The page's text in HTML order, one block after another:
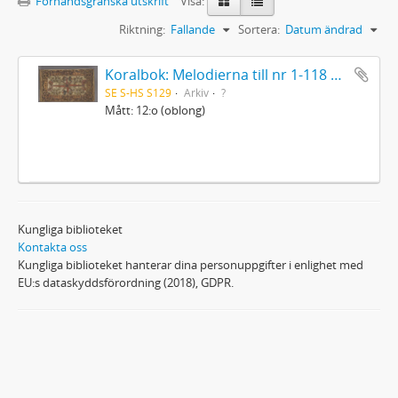
Sortera: Datum ändrad
Riktning: Fallande
Koralbok: Melodierna till nr 1-118 uti Gamla Psalmboken, enstämmigt satta
SE S-HS S129 Arkiv ?
Mått: 12:o (oblong)
Kungliga biblioteket
Kontakta oss
Kungliga biblioteket hanterar dina personuppgifter i enlighet med
EU:s dataskyddsförordning (2018), GDPR.